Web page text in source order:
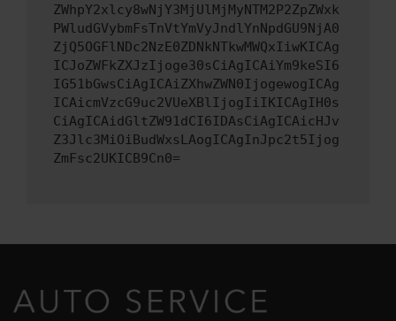
ZWhpY2xlcy8wNjY3MjUlMjMyNTM2P2ZpZWxk
PWludGVybmFsTnVtYmVyJndlYnNpdGU9NjA0
ZjQ5OGFlNDc2NzE0ZDNkNTkwMWQxIiwKICAg
ICJoZWFkZXJzIjoge30sCiAgICAiYm9keSI6
IG51bGwsCiAgICAiZXhwZWN0IjogewogICAg
ICAicmVzcG9uc2VUeXBlIjogIiIKICAgIH0s
CiAgICAidGltZW91dCI6IDAsCiAgICAicHJv
Z3Jlc3MiOiBudWxsLAogICAgInJpc2t5Ijog
ZmFsc2UKICB9Cn0=